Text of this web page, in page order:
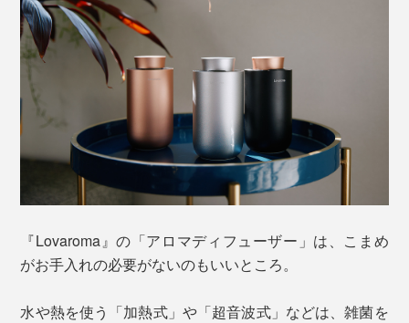
繊細なツヤ消しの質感とシンプルなフォルムが、どんな
インテリアにもなじみ、香りだけでなく眺めも心地いい
ものにしてくれます。
『Lovaroma』の「アロマディフューザー」は、こまめ
がお手入れの必要がないのもいいところ。
水や熱を使う「加熱式」や「超音波式」などは、雑菌を